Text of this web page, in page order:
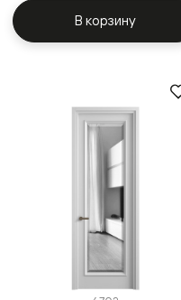
В корзину